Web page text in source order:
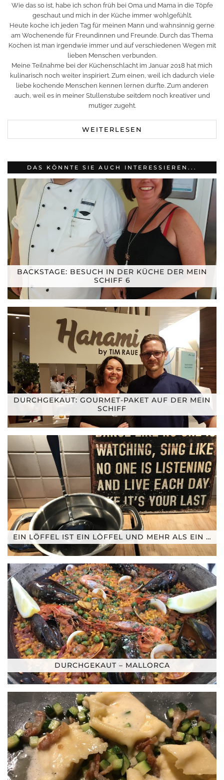
Wie das so ist, habe ich schon früh bei Oma und Mama in die Töpfe
geschaut und mich in der Küche immer wohlgefühlt.
Heute koche ich jeden Tag für meinen Mann und wahnsinnig gerne
am Wochenende für Freundinnen und Freunde. Durch das Thema
Kochen ist man irgendwie immer und auf verschiedenen Wegen mit
lieben Menschen verbunden.
Meine Teilnahme bei der Küchenschlacht im Januar 2018 hat mich
kulinarisch noch weiter inspiriert. Zum einen, weil ich dadurch viele
liebe kochende Menschen kennen lernen durfte. Zum anderen
auch, weil es in meiner Stullenstube seitdem noch kreativer und
mutiger zugeht.
WEITERLESEN
DAS KÖNNTE SIE AUCH INTERESSIEREN...
BACKSTAGE: BESUCH IN DER KÜCHE DER MEIN
SCHIFF 6
DURCHGEKAUT: GOURMET-PAKET AUF DER MEIN
SCHIFF
EIN LÖFFEL IST EIN LÖFFEL UND MEHR ALS EIN …
DURCHGEKAUT – MALLORCA